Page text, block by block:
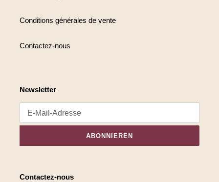
Conditions générales de vente
Contactez-nous
Newsletter
ABONNIEREN
Contactez-nous